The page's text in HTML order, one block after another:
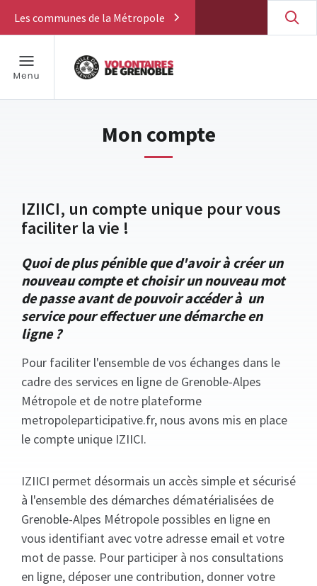
Les communes de la Métropole
Mon compte
IZIICI, un compte unique pour vous
faciliter la vie !
Quoi de plus pénible que d'avoir à créer un
nouveau compte et choisir un nouveau mot
de passe avant de pouvoir accéder à un
service pour effectuer une démarche en
ligne ?
Pour faciliter l'ensemble de vos échanges dans le
cadre des services en ligne de Grenoble-Alpes
Métropole et de notre plateforme
metropoleparticipative.fr, nous avons mis en place
le compte unique IZIICI.
IZIICI permet désormais un accès simple et sécurisé
à l'ensemble des démarches dématérialisées de
Grenoble-Alpes Métropole possibles en ligne en
vous identifiant avec votre adresse email et votre
mot de passe. Pour participer à nos consultations
en ligne, déposer une contribution, donner votre